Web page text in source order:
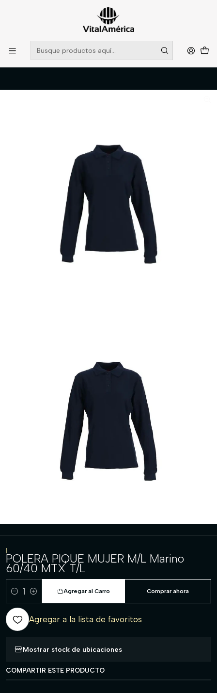
POR SISTEMA FRONTAL SOLO RETIROS EN TIENDA, DESDE
MUCHAS GRACIAS +569 5956 2237
Leer más
Catálogo
VESTIMENTA TECNICA Y CORPORATIVA
POLERAS Y CAMISAS
POLERA PIQUE MUJER M/L Marino 60/40 MTX T/L
|
POLERA PIQUE MUJER M/L Marino
60/40 MTX T/L
Cantidad
Agregar al Carro Comprar ahora
Agregar a la lista de favoritos
Mostrar stock de ubicaciones
COMPARTIR ESTE PRODUCTO